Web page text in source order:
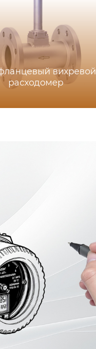
вихревой
расходомер